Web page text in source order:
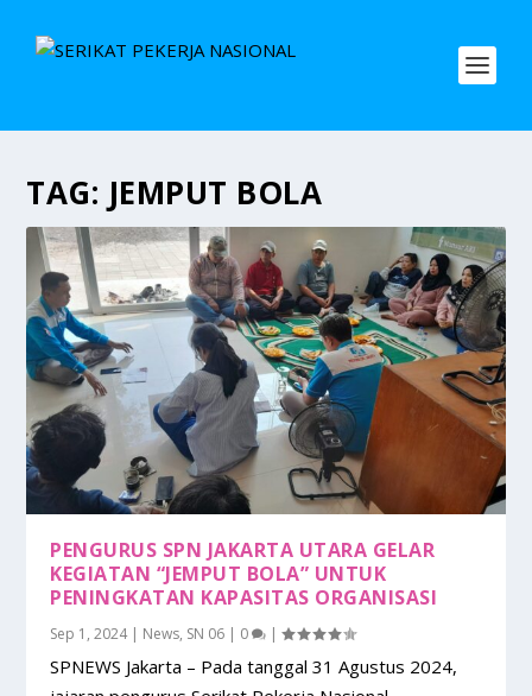
TAG: JEMPUT BOLA
PENGURUS SPN JAKARTA UTARA GELAR
KEGIATAN “JEMPUT BOLA” UNTUK
PENINGKATAN KAPASITAS ORGANISASI
Sep 1, 2024| News, SN 06 | 0 |
SPNEWS Jakarta – Pada tanggal 31 Agustus 2024,